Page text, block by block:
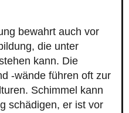
bewahrt auch vor
die unter
kann. Die
-wände führen oft zur
Schimmel kann
schädigen, er ist vor